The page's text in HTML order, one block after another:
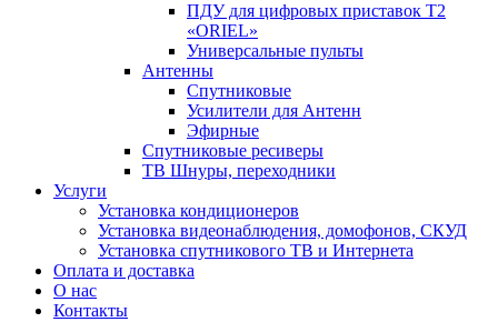
ПДУ для цифровых приставок Т2
«ORIEL»
Универсальные пульты
Антенны
Спутниковые
Усилители для Антенн
Эфирные
Спутниковые ресиверы
ТВ Шнуры, переходники
Услуги
Установка кондиционеров
Установка видеонаблюдения, домофонов, СКУД
Установка спутникового ТВ и Интернета
Оплата и доставка
О нас
Контакты